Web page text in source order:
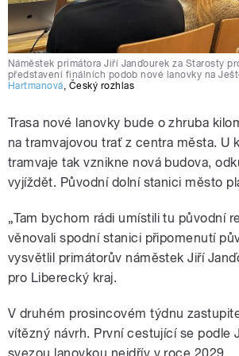
Náměstek primátora Jiří Janďourek za Starosty
představení finálních podob nové lanovky na
Hartmanová, Český rozhlas
Trasa nové lanovky bude o zhruba
na tramvajovou trať z centra města. U
tramvaje tak vznikne nová budova,
vyjíždět. Původní dolní stanici město
„Tam bychom rádi umístili tu původní
věnovali spodní stanici připomenutí
vysvětlil primátorův náměstek Jiří
pro Liberecký kraj.
V druhém prosincovém týdnu
vítězný návrh. První cestující se podle